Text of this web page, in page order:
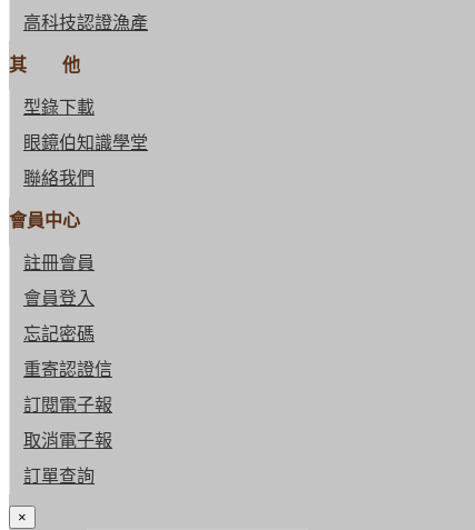
高科技認證漁產
其 他
型錄下載
眼鏡伯知識學堂
聯絡我們
會員中心
註冊會員
會員登入
忘記密碼
重寄認證信
訂閱電子報
取消電子報
訂單查詢
×